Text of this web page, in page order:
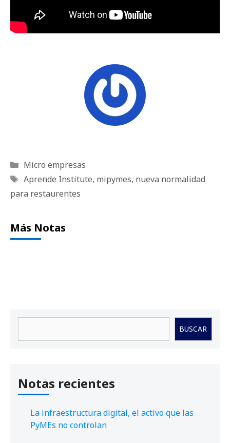
Categorías
Micro empresas
Etiquetas
Aprende Institute, mipymes, nueva normalidad
para restaurentes
Más Notas
BUSCAR
Notas recientes
La infraestructura digital, el activo que las
PyMEs no controlan